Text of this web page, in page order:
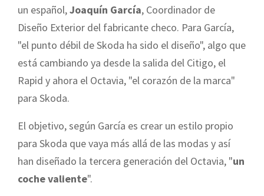
un español,Joaquín García, Coordinador de
Diseño Exterior del fabricante checo. Para García,
"el punto débil de Skoda ha sido el diseño", algo que
está cambiando ya desde la salida del Citigo, el
Rapid y ahora el Octavia, "el corazón de la marca"
para Skoda.
El objetivo, según García es crear un estilo propio
para Skoda que vaya más allá de las modas y así
han diseñado la tercera generación del Octavia, "un
coche valiente".